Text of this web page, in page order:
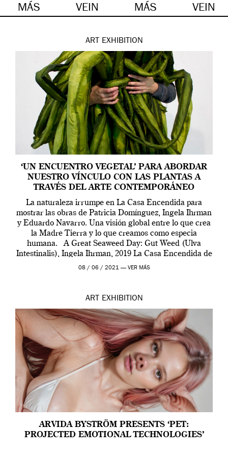
MÁS VEIN MÁS VEIN
ART EXHIBITION
‘UN ENCUENTRO VEGETAL’ PARA ABORDAR
NUESTRO VÍNCULO CON LAS PLANTAS A
TRAVÉS DEL ARTE CONTEMPORÁNEO
La naturaleza irrumpe en La Casa Encendida para
mostrar las obras de Patricia Domínguez, Ingela Ihrman
y Eduardo Navarro. Una visión global entre lo que crea
la Madre Tierra y lo que creamos como especia
humana. A Great Seaweed Day: Gut Weed (Ulva
Intestinalis), Ingela Ihrman, 2019 La Casa Encendida de
Madrid y la Wellcome […]
08 / 06 / 2021 — VER MÁS
ART EXHIBITION
ARVIDA BYSTRÖM PRESENTS ‘PET:
PROJECTED EMOTIONAL TECHNOLOGIES’